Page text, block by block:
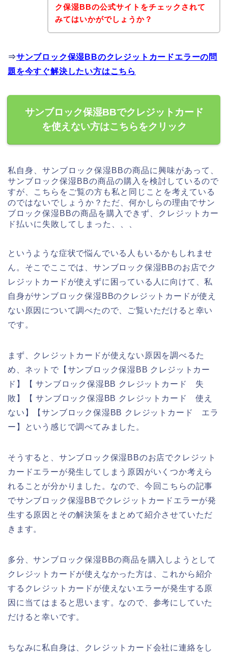
ク保湿BBの公式サイトをチェックされて
みてはいかがでしょうか？
⇒サンブロック保湿BBのクレジットカードエラーの問
題を今すぐ解決したい方はこちら
サンブロック保湿BBでクレジットカード
を使えない方はこちらをクリック
私自身、サンブロック保湿BBの商品に興味があって、
サンブロック保湿BBの商品の購入を検討しているので
すが、こちらをご覧の方も私と同じことを考えている
のではないでしょうか？ただ、何かしらの理由でサン
ブロック保湿BBの商品を購入できず、クレジットカー
ド払いに失敗してしまった、、、
というような症状で悩んでいる人もいるかもしれませ
ん。そこでここでは、サンブロック保湿BBのお店でク
レジットカードが使えずに困っている人に向けて、私
自身がサンブロック保湿BBのクレジットカードが使え
ない原因について調べたので、ご覧いただけると幸い
です。
まず、クレジットカードが使えない原因を調べるた
め、ネットで【サンブロック保湿BB クレジットカー
ド】【 サンブロック保湿BB クレジットカード 失
敗】【 サンブロック保湿BB クレジットカード 使え
ない】【サンブロック保湿BB クレジットカード エラ
ー】という感じで調べてみました。
そうすると、サンブロック保湿BBのお店でクレジット
カードエラーが発生してしまう原因がいくつか考えら
れることが分かりました。なので、今回こちらの記事
でサンブロック保湿BBでクレジットカードエラーが発
生する原因とその解決策をまとめて紹介させていただ
きます。
多分、サンブロック保湿BBの商品を購入しようとして
クレジットカードが使えなかった方は、これから紹介
するクレジットカードが使えないエラーが発生する原
因に当てはまると思います。なので、参考にしていた
だけると幸いです。
ちなみに私自身は、クレジットカード会社に連絡をし